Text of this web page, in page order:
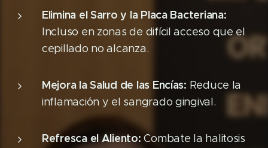
Elimina el Sarro y la Placa Bacteriana:
Incluso en zonas de difícil acceso que el
cepillado no alcanza.
Mejora la Salud de las Encías: Reduce la
inflamación y el sangrado gingival.
Refresca el Aliento: Combate la halitosis